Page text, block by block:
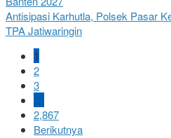
Antisipasi Karhutla, Polsek Pasar
TPA Jatiwaringin
1
2
3
…
2,867
Berikutnya